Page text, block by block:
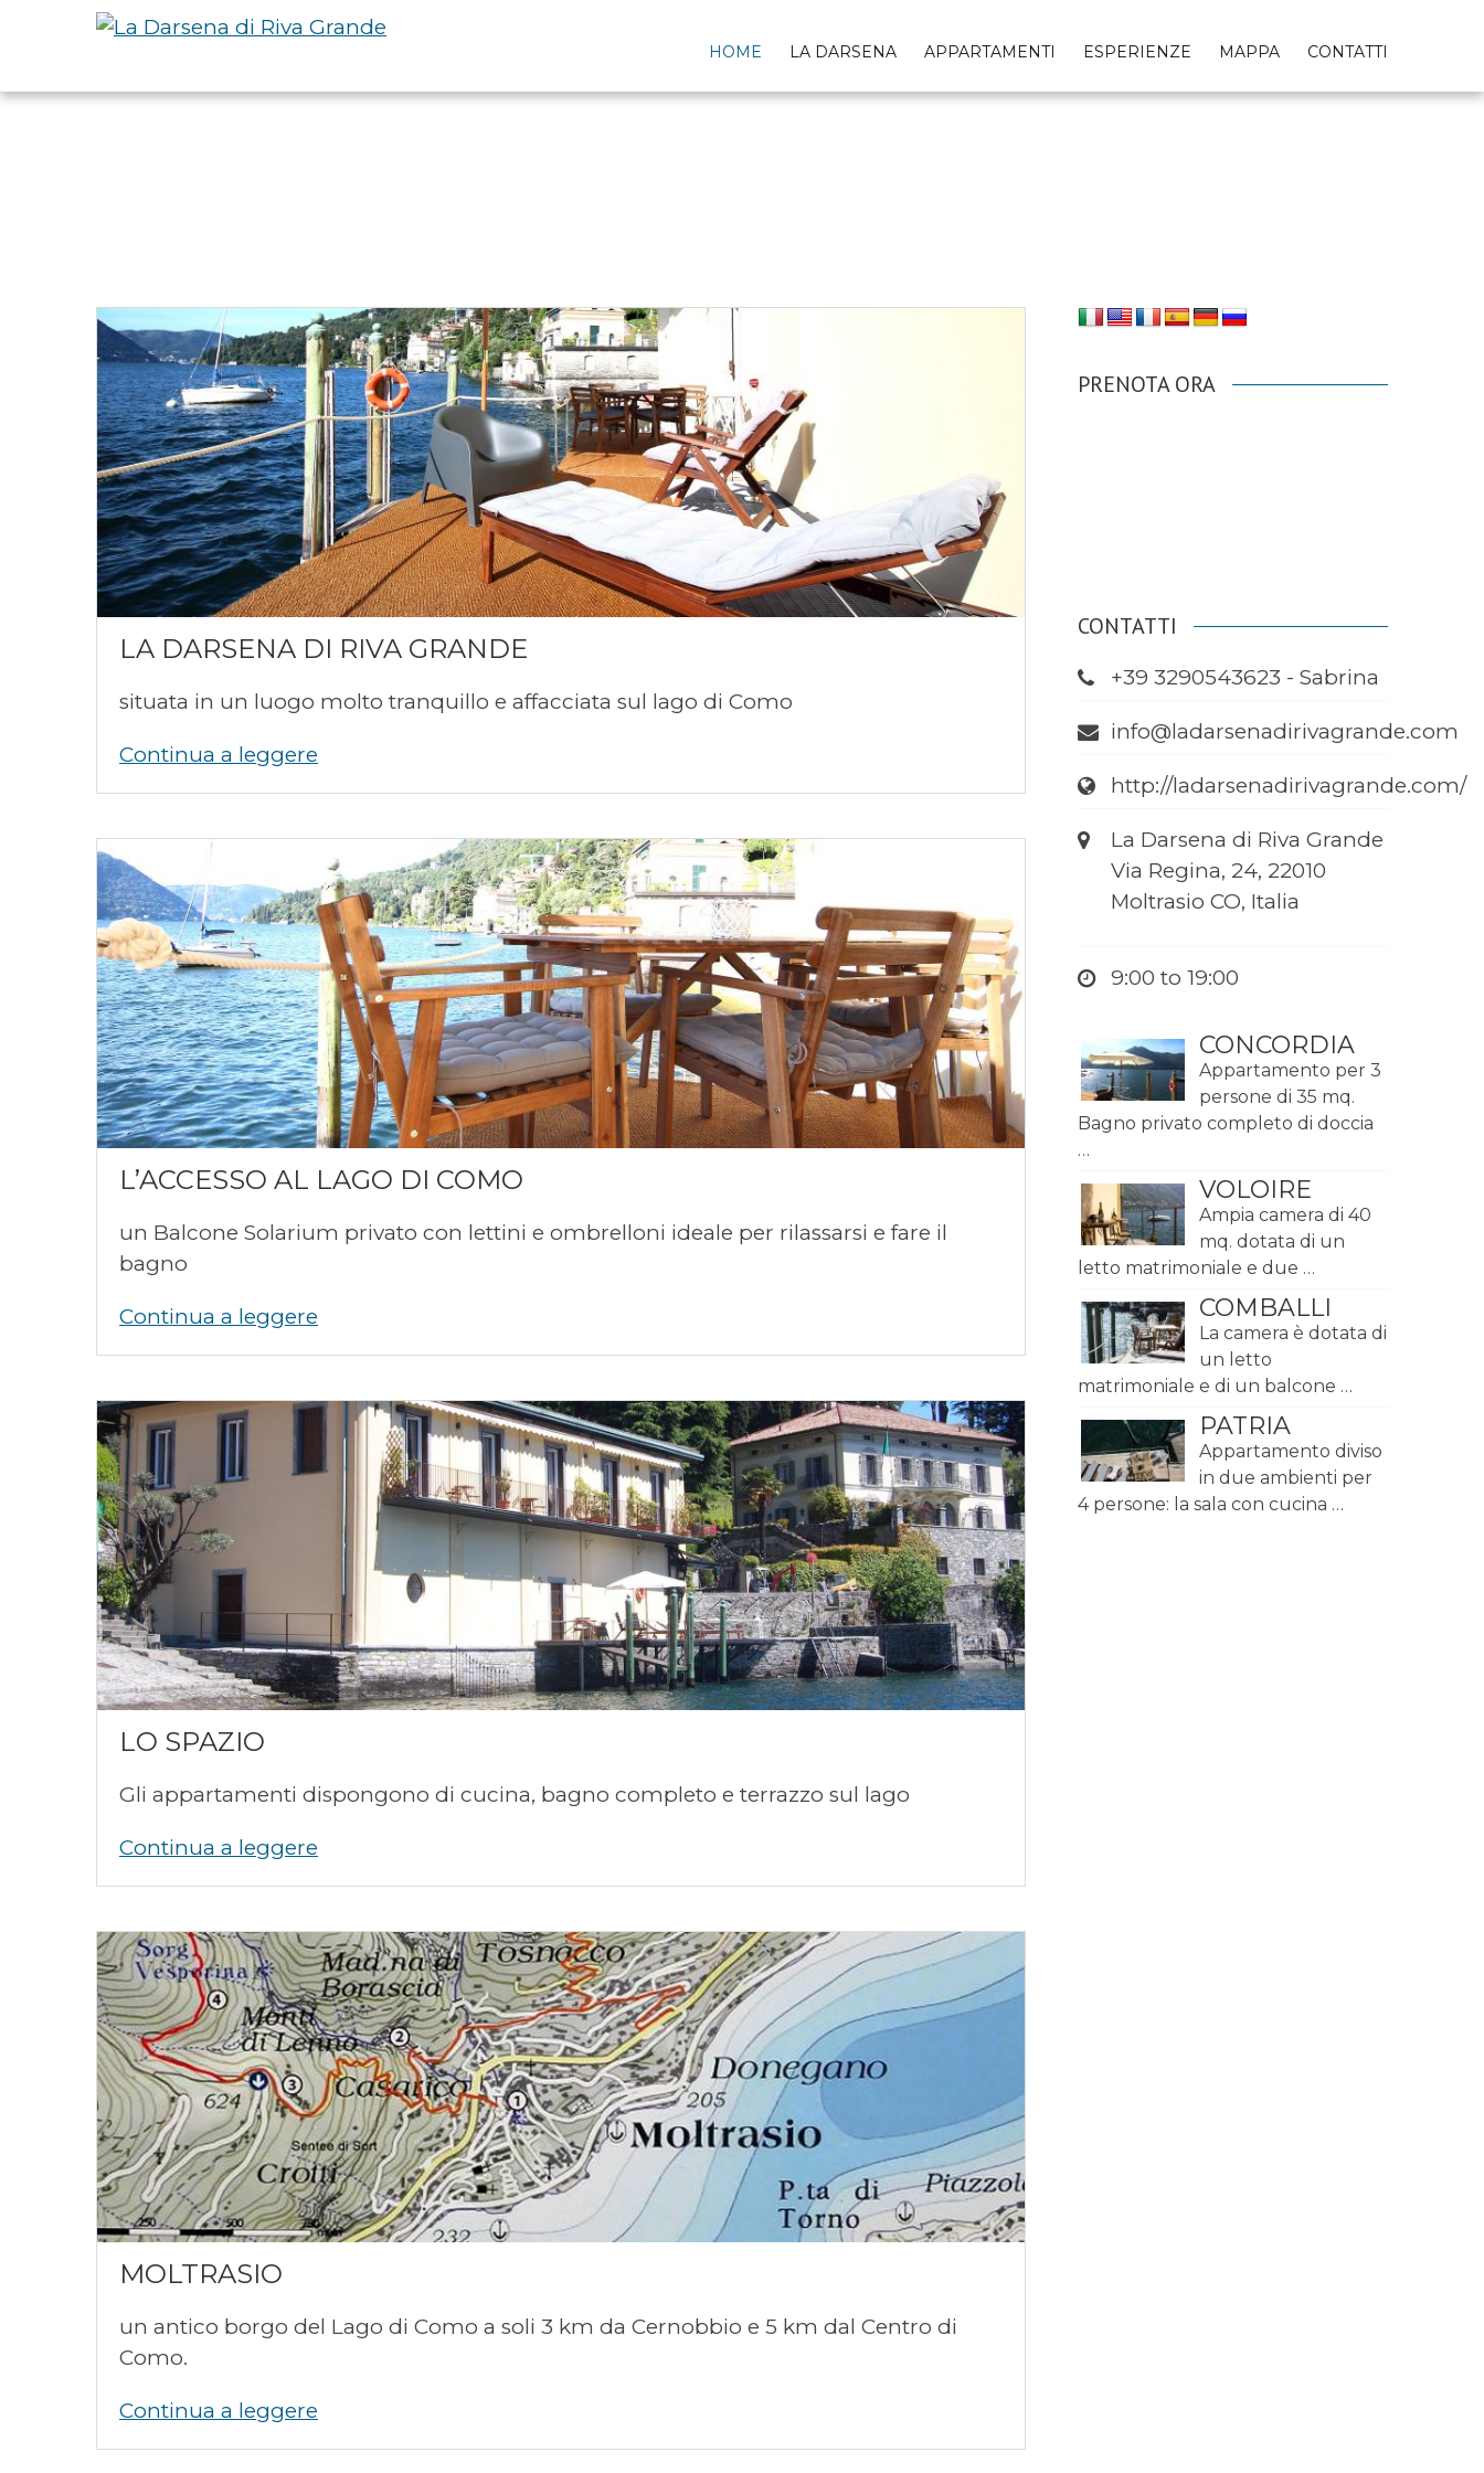
HOME LA DARSENA APPARTAMENTI ESPERIENZE MAPPA CONTATTI
LA DARSENA DI RIVA GRANDE
situata in un luogo molto tranquillo e affacciata sul lago di Como
Continua a leggere
L’ACCESSO AL LAGO DI COMO
un Balcone Solarium privato con lettini e ombrelloni ideale per rilassarsi e fare il
bagno
Continua a leggere
LO SPAZIO
Gli appartamenti dispongono di cucina, bagno completo e terrazzo sul lago
Continua a leggere
MOLTRASIO
un antico borgo del Lago di Como a soli 3 km da Cernobbio e 5 km dal Centro di
Como.
Continua a leggere
PRENOTA ORA
CONTATTI
+39 3290543623 - Sabrina
info@ladarsenadirivagrande.com
http://ladarsenadirivagrande.com/
La Darsena di Riva Grande
Via Regina, 24, 22010
Moltrasio CO, Italia
9:00 to 19:00
CONCORDIA
Appartamento per 3
persone di 35 mq.
Bagno privato completo di doccia
…
VOLOIRE
Ampia camera di 40
mq. dotata di un
letto matrimoniale e due …
COMBALLI
La camera è dotata di
un letto
matrimoniale e di un balcone …
PATRIA
Appartamento diviso
in due ambienti per
4 persone: la sala con cucina …